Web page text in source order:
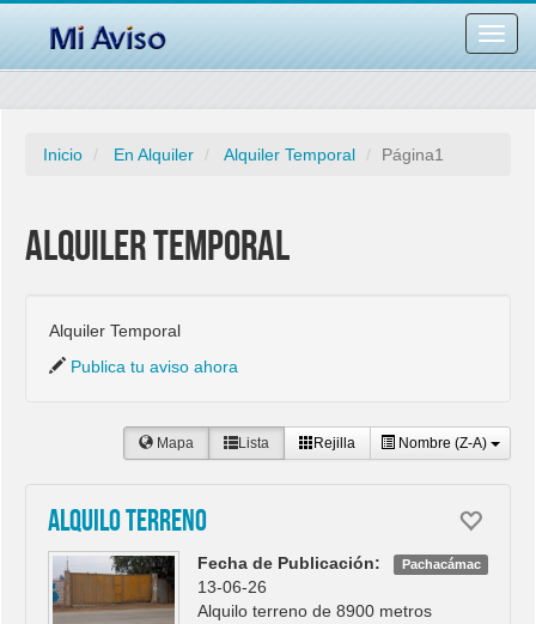
barra
Inicio En Alquiler Alquiler Temporal Página1
Alquiler Temporal
Alquiler Temporal
Publica tu aviso ahora
Mapa Lista Rejilla Nombre (Z-A)
Alquilo terreno
Pachacámac
Fecha de Publicación:
13-06-26
Alquilo terreno de 8900 metros